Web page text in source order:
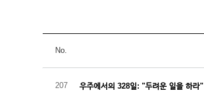
No.
207 우주에서의 328일: "두려운 일을 하라"